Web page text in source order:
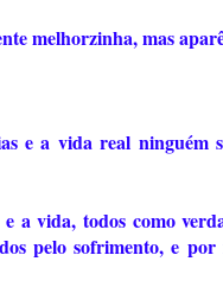
melhorzinha, mas
e a vida real ninguém
a vida, todos como
pelo sofrimento, e por